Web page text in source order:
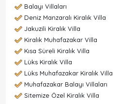
Balayı Villaları
Deniz Manzaralı Kiralık Villa
Jakuzili Kiralık Villa
Kiralık Muhafazakar Villa
Kısa Süreli Kiralık Villa
Lüks Kiralık Villa
Lüks Muhafazakar Kiralık Villa
Muhafazakar Balayı Villaları
Sitemize Özel Kiralık Villa